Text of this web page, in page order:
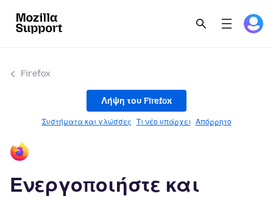
Firefox
Λήψη του Firefox
Συστήματα και γλώσσες Τι νέο υπάρχει Απόρρητο
Ενεργοποιήστε και